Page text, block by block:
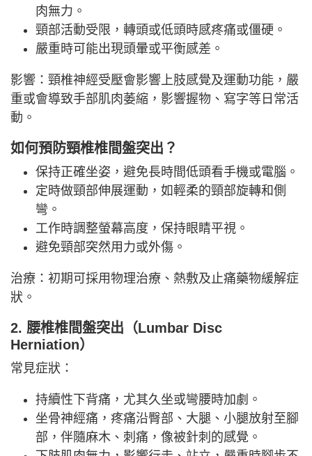
肉無力。
頸部活動受限，轉頭或低頭時感疼痛或僵硬。
嚴重時可能出現頭暈或平衡感差。
影響：頸椎神經受壓會影響上肢感覺及運動功能，嚴
重或會導致手部肌肉萎縮，影響握物、寫字等日常活
動。
如何預防頸椎椎間盤突出？
保持正確坐姿，避免長時間低頭看手機或電腦。
定時做頸部伸展運動，如輕柔的頸部旋轉和側
彎。
工作時調整螢幕高度，保持眼睛平視。
避免頸部突然用力或外傷。
治療：初期可採用物理治療、熱敷及止痛藥物緩解症
狀。
2. 腰椎椎間盤突出（Lumbar Disc
Herniation）
常見症狀：
持續性下背痛，尤其久坐或彎腰時加劇。
坐骨神經痛，疼痛沿臀部、大腿、小腿放射至腳
部，伴隨麻木、刺痛，像被針刺的感覺。